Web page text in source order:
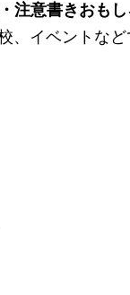
注意書きおも
、イベントな